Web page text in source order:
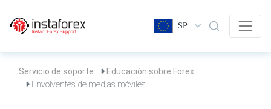
SP
Servicio de soporte
Educación sobre Forex
Envolventes de medias móviles